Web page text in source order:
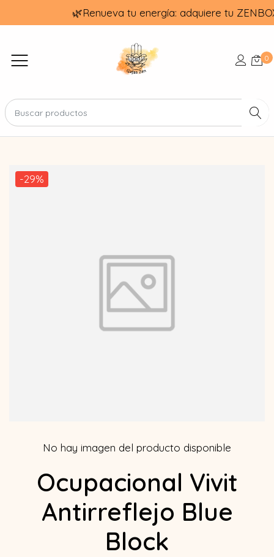
🌿Renueva tu energía: adquiere tu
0
-29%
No hay imagen del producto disponible
Ocupacional Vivit
Antirreflejo Blue
Block